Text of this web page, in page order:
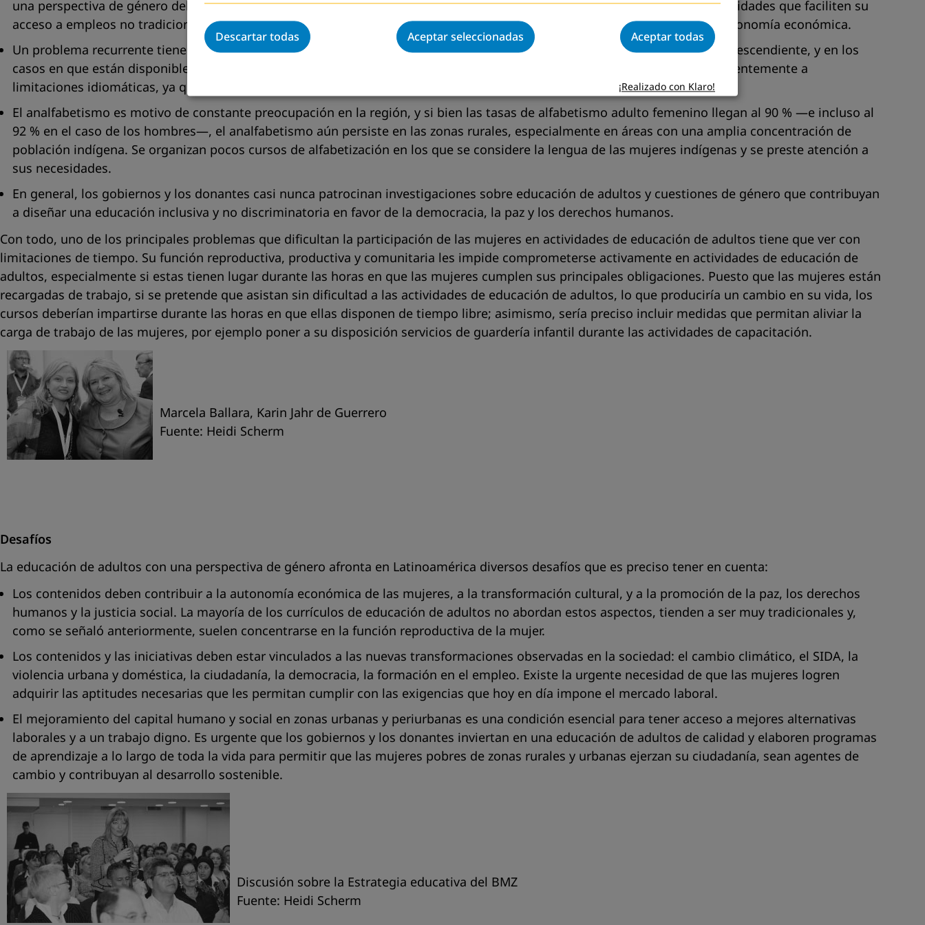
una perspectiva de género debe respaldar el empoderamiento femenino, afianzar su condición de ciudadanas e incluir actividades que faciliten su
acceso a empleos no tradicionales y les permitan desarrollar capacidades empresariales que allanan el camino hacia su autonomía económica.
Un problema recurrente tiene que ver con la falta de programas de educación de adultos para la población indígena y afrodescendiente, y en los
casos en que están disponibles, el contenido pedagógico por lo general no responde a sus necesidades. Ello obedece frecuentemente a
limitaciones idiomáticas, ya que dichos programas no siempre consideran la lengua materna de las mujeres.
El analfabetismo es motivo de constante preocupación en la región, y si bien las tasas de alfabetismo adulto femenino llegan al 90 % —e incluso al
92 % en el caso de los hombres—, el analfabetismo aún persiste en las zonas rurales, especialmente en áreas con una amplia concentración de
población indígena. Se organizan pocos cursos de alfabetización en los que se considere la lengua de las mujeres indígenas y se preste atención a
sus necesidades.
En general, los gobiernos y los donantes casi nunca patrocinan investigaciones sobre educación de adultos y cuestiones de género que contribuyan
a diseñar una educación inclusiva y no discriminatoria en favor de la democracia, la paz y los derechos humanos.
Con todo, uno de los principales problemas que dificultan la participación de las mujeres en actividades de educación de adultos tiene que ver con
limitaciones de tiempo. Su función reproductiva, productiva y comunitaria les impide comprometerse activamente en actividades de educación de
adultos, especialmente si estas tienen lugar durante las horas en que las mujeres cumplen sus principales obligaciones. Puesto que las mujeres están
recargadas de trabajo, si se pretende que asistan sin dificultad a las actividades de educación de adultos, lo que produciría un cambio en su vida, los
cursos deberían impartirse durante las horas en que ellas disponen de tiempo libre; asimismo, sería preciso incluir medidas que permitan aliviar la
carga de trabajo de las mujeres, por ejemplo poner a su disposición servicios de guardería infantil durante las actividades de capacitación.
Marcela Ballara, Karin Jahr de Guerrero
Fuente: Heidi Scherm
Desafíos
La educación de adultos con una perspectiva de género afronta en Latinoamérica diversos desafíos que es preciso tener en cuenta:
Los contenidos deben contribuir a la autonomía económica de las mujeres, a la transformación cultural, y a la promoción de la paz, los derechos
humanos y la justicia social. La mayoría de los currículos de educación de adultos no abordan estos aspectos, tienden a ser muy tradicionales y,
como se señaló anteriormente, suelen concentrarse en la función reproductiva de la mujer.
Los contenidos y las iniciativas deben estar vinculados a las nuevas transformaciones observadas en la sociedad: el cambio climático, el SIDA, la
violencia urbana y doméstica, la ciudadanía, la democracia, la formación en el empleo. Existe la urgente necesidad de que las mujeres logren
adquirir las aptitudes necesarias que les permitan cumplir con las exigencias que hoy en día impone el mercado laboral.
El mejoramiento del capital humano y social en zonas urbanas y periurbanas es una condición esencial para tener acceso a mejores alternativas
laborales y a un trabajo digno. Es urgente que los gobiernos y los donantes inviertan en una educación de adultos de calidad y elaboren programas
de aprendizaje a lo largo de toda la vida para permitir que las mujeres pobres de zonas rurales y urbanas ejerzan su ciudadanía, sean agentes de
cambio y contribuyan al desarrollo sostenible.
Discusión sobre la Estrategia educativa del BMZ
Fuente: Heidi Scherm
Descartar todas Aceptar seleccionadas Aceptar todas
¡Realizado con Klaro!